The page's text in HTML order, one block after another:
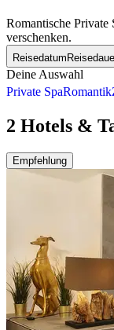
Romantische Private
verschenken.
Reisedatum
Deine Auswahl
Private SpaRomantik
2 Hotels &
Empfehlung